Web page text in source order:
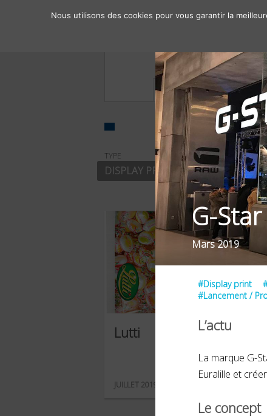
À propos Chiffres
TYPE
DISPLAY PRINT
SECTEUR
Lutti
JUILLET 2019
G-Star
Mars 2019
#Display print
#Lancement /
L’actu
La marque G-
Euralille et
Le concept
Nous utilisons des cookies pour vous garantir la